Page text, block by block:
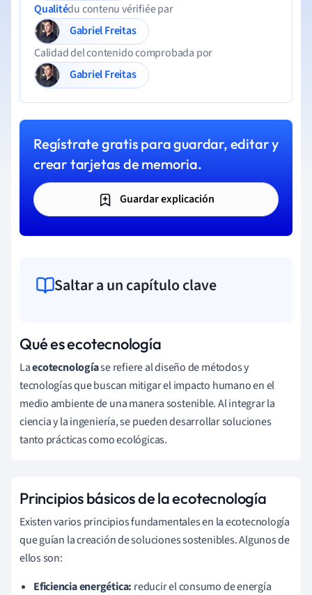
Qualitédu contenu vérifiée par
Gabriel Freitas
Calidad del contenido comprobada por
Gabriel Freitas
Regístrate gratis para guardar, editar y
crear tarjetas de memoria.
Guardar explicación
Saltar a un capítulo clave
Qué es ecotecnología
Laecotecnologíase refiere al diseño de métodos y
tecnologías que buscan mitigar el impacto humano en el
medio ambiente de una manera sostenible. Al integrar la
ciencia y la ingeniería, se pueden desarrollar soluciones
tanto prácticas como ecológicas.
Principios básicos de la ecotecnología
Existen varios principios fundamentales en la ecotecnología
que guían la creación de soluciones sostenibles. Algunos de
ellos son:
Eficiencia energética: reducir el consumo de energía